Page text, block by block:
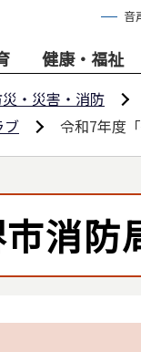
音
健康・福祉
・災害・消防
ブ 令和7年度
消防